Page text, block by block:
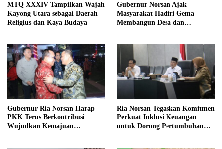
MTQ XXXIV Tampilkan Wajah
Kayong Utara sebagai Daerah
Religius dan Kaya Budaya
Gubernur Norsan Ajak
Masyarakat Hadiri Gema
Membangun Desa dan
Gubernur Ria Norsan Harap
PKK Terus Berkontribusi
Wujudkan Kemajuan
Ria Norsan Tegaskan Komitmen
Perkuat Inklusi Keuangan
untuk Dorong Pertumbuhan